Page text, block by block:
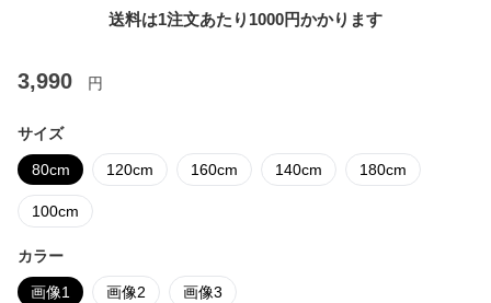
送料は1注文あたり 1000円かかります
3,990 円
サイズ
80cm 120cm 160cm 140cm 180cm
100cm
カラー
画像1 画像2 画像3